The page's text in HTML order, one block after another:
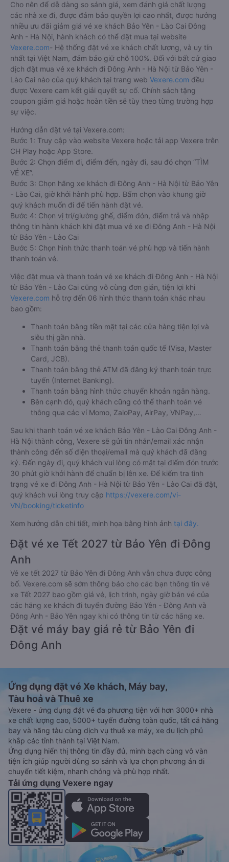
Cho nên để dễ dàng so sánh giá, xem đánh giá chất lượng
các nhà xe đi, được đảm bảo quyền lợi cao nhất, được hưởng
nhiều ưu đãi giảm giá vé xe khách Bảo Yên - Lào Cai Đông
Anh - Hà Nội, hành khách có thể đặt mua tại website
Vexere.com- Hệ thống đặt vé xe khách chất lượng, và uy tín
nhất tại Việt Nam, đảm bảo giữ chỗ 100%. Đối với bất cứ giao
dịch đặt mua vé xe khách đi Đông Anh - Hà Nội từ Bảo Yên -
Lào Cai nào của quý khách tại trang web Vexere.com đều
được Vexere cam kết giải quyết sự cố. Chính sách tặng
coupon giảm giá hoặc hoàn tiền sẽ tùy theo từng trường hợp
sự việc.
Hướng dẫn đặt vé tại Vexere.com:
Bước 1: Truy cập vào website Vexere hoặc tải app Vexere trên
CH Play hoặc App Store.
Bước 2: Chọn điểm đi, điểm đến, ngày đi, sau đó chọn “TÌM
VÉ XE”.
Bước 3: Chọn hãng xe khách đi Đông Anh - Hà Nội từ Bảo Yên
- Lào Cai, giờ khởi hành phù hợp. Bấm chọn vào khung giờ
quý khách muốn đi để tiến hành đặt vé.
Bước 4: Chọn vị trí/giường ghế, điểm đón, điểm trả và nhập
thông tin hành khách khi đặt mua vé xe đi Đông Anh - Hà Nội
từ Bảo Yên - Lào Cai
Bước 5: Chọn hình thức thanh toán vé phù hợp và tiến hành
thanh toán vé.
Việc đặt mua và thanh toán vé xe khách đi Đông Anh - Hà Nội
từ Bảo Yên - Lào Cai cũng vô cùng đơn giản, tiện lợi khi
Vexere.com hỗ trợ đến 06 hình thức thanh toán khác nhau
bao gồm:
Thanh toán bằng tiền mặt tại các cửa hàng tiện lợi và
siêu thị gần nhà.
Thanh toán bằng thẻ thanh toán quốc tế (Visa, Master
Card, JCB).
Thanh toán bằng thẻ ATM đã đăng ký thanh toán trực
tuyến (Internet Banking).
Thanh toán bằng hình thức chuyển khoản ngân hàng.
Bên cạnh đó, quý khách cũng có thể thanh toán vé
thông qua các ví Momo, ZaloPay, AirPay, VNPay,…
Sau khi thanh toán vé xe khách Bảo Yên - Lào Cai Đông Anh -
Hà Nội thành công, Vexere sẽ gửi tin nhắn/email xác nhận
thành công đến số điện thoại/email mà quý khách đã đăng
ký. Đến ngày đi, quý khách vui lòng có mặt tại điểm đón trước
30 phút giờ khởi hành để chuẩn bị lên xe. Để kiểm tra tình
trạng vé xe đi Đông Anh - Hà Nội từ Bảo Yên - Lào Cai đã đặt,
quý khách vui lòng truy cập https://vexere.com/vi-
VN/booking/ticketinfo
Xem hướng dẫn chi tiết, minh họa bằng hình ảnh tại đây.
Đặt vé xe Tết 2027 từ Bảo Yên đi Đông
Anh
Vé xe tết 2027 từ Bảo Yên đi Đông Anh vẫn chưa được công
bố. Vexere.com sẽ sớm thông báo cho các bạn thông tin vé
xe Tết 2027 bao gồm giá vé, lịch trình, ngày giờ bán vé của
các hãng xe khách đi tuyến đường Bảo Yên - Đông Anh và
Đông Anh - Bảo Yên ngay khi có thông tin từ các hãng xe.
Đặt vé máy bay giá rẻ từ Bảo Yên đi
Đông Anh
Ứng dụng đặt vé Xe khách, Máy bay,
Tàu hoả và Thuê xe
Vexere - ứng dụng đặt vé đa phương tiện với hơn 3000+ nhà
xe chất lượng cao, 5000+ tuyến đường toàn quốc, tất cả hãng
bay và hãng tàu cùng dịch vụ thuê xe máy, xe du lịch phủ
khắp các tỉnh thành tại Việt Nam.
Ứng dụng hiển thị thông tin đầy đủ, minh bạch cùng vô vàn
tiện ích giúp người dùng so sánh và lựa chọn phương án di
chuyển tiết kiệm, nhanh chóng và phù hợp nhất.
Tải ứng dụng Vexere ngay